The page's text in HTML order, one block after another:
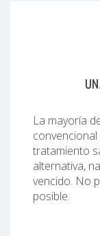
La mayoría
tratamiento
alternativa,
vencido. No
posible.